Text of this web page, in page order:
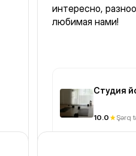
интересно, разнообразно, и
любимая нами!
Студия
10.0 Şərq